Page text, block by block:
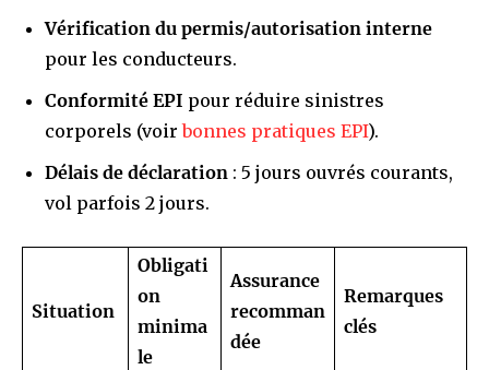
Vérification du permis/autorisation interne
pour les conducteurs.
Conformité EPI pour réduire sinistres
corporels (voirbonnes pratiques EPI).
Délais de déclaration : 5 jours ouvrés courants,
vol parfois 2 jours.
Situation
Obligati
on
minima
le
Assurance
recomman
dée
Remarques
clés